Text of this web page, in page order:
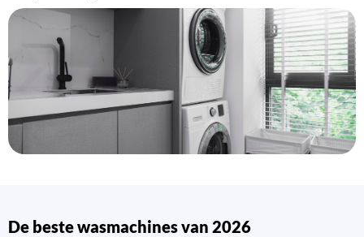
De beste wasmachines van 2026